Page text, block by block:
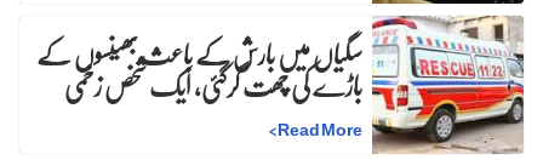
سگیاں میں بارش کے باعث بھینسوں کے
باڑے کی چھت گرگئی، ایک شخص زخمی
Read More
>